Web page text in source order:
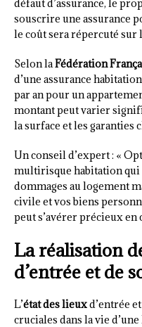
défaut d’assurance, le
souscrire une assurance
le coût sera répercuté sur
Selon laFédération
d’une assurance
par an pour un
montant peut varier
la surface et les garanties
Un conseil d’expert : «
multirisque habitation qui
dommages au logement
civile et vos biens
peut s’avérer précieux en
La réalisation
d’entrée et de
L’état des lieuxd’entrée
cruciales dans la vie